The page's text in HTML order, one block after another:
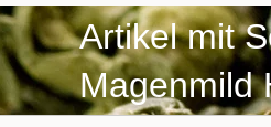
Artikel mit
Magenmild